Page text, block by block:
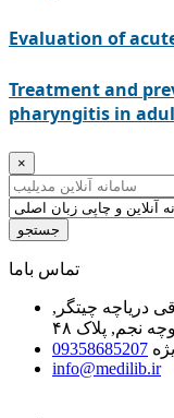
Evaluation of
Treatment and
pharyngitis in
×
جستجو
ﺗﻤﺎﺱ ﺑﺎﻣﺎ
دریاچه چیتگر,
پلاک ۴۸
09358685207
info@medilib.ir